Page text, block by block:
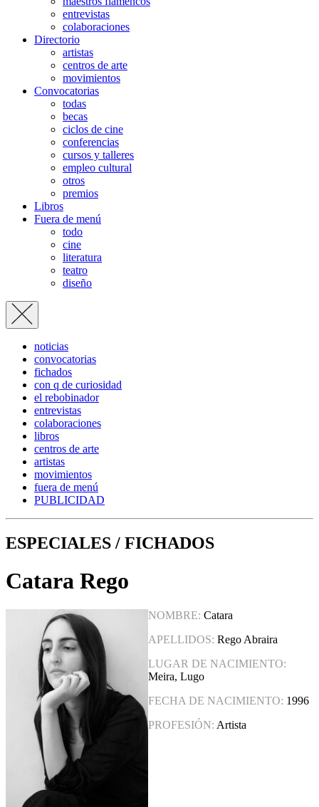
entrevistas
colaboraciones
Directorio
artistas
centros de arte
movimientos
Convocatorias
todas
becas
ciclos de cine
conferencias
cursos y talleres
empleo cultural
otros
premios
Libros
Fuera de menú
todo
cine
literatura
teatro
diseño
noticias
convocatorias
fichados
con q de curiosidad
el rebobinador
entrevistas
colaboraciones
libros
centros de arte
artistas
movimientos
fuera de menú
PUBLICIDAD
ESPECIALES / FICHADOS
Catara Rego
NOMBRE: Catara
APELLIDOS: Rego Abraira
LUGAR DE NACIMIENTO:
Meira, Lugo
FECHA DE NACIMIENTO: 1996
PROFESIÓN: Artista